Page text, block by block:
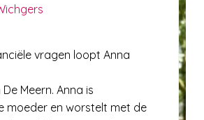
vragen loopt Anna
Meern. Anna is
moeder en worstelt met de